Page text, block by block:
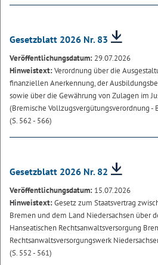
Gesetzblatt 2026 Nr. 83
Veröffentlichungsdatum: 29.07.2026
Hinweistext:Verordnung über die
finanziellen Anerkennung, der
sowie über die Gewährung von Zulagen im
(Bremische Vollzugsvergütungsverordnung -
(S. 562 - 566)
Gesetzblatt 2026 Nr. 82
Veröffentlichungsdatum: 15.07.2026
Hinweistext:Gesetz zum Staatsvertrag
Bremen und dem Land Niedersachsen über
Hanseatischen Rechtsanwaltsversorgung
Rechtsanwaltsversorgungswerk
(S. 552 - 561)